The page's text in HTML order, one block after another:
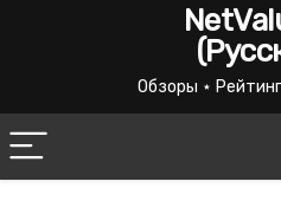
Обзоры ⋆